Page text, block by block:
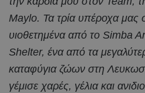
Maylo. Τα τρία υπέροχα μας
υιοθετημένα από το Simba
Shelter, ένα από τα
καταφύγια ζώων στη
γέμισε χαρές, γέλια και